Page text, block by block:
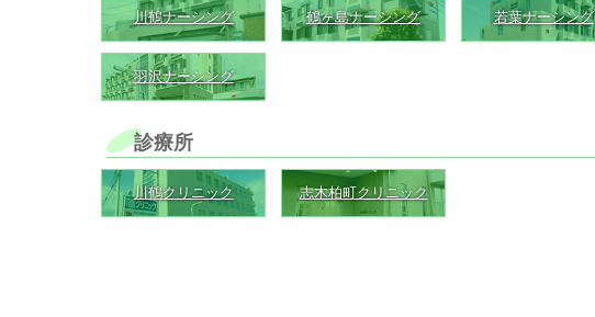
川鶴ナーシング 鶴ヶ島ナーシング 若葉ナーシング
羽沢ナーシング
診療所
川鶴クリニック 志木柏町クリニック